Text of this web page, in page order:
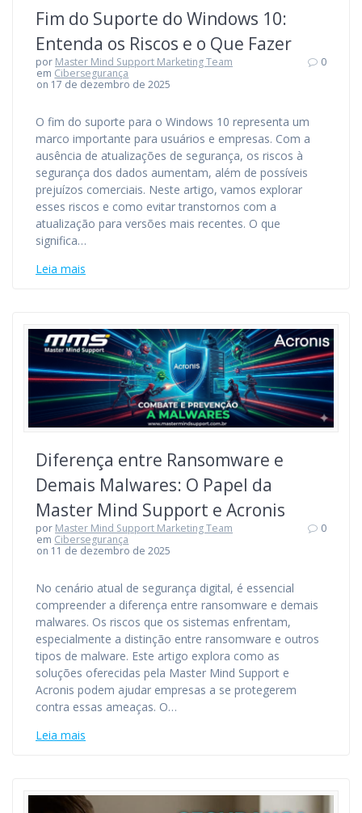
Fim do Suporte do Windows 10:
Entenda os Riscos e o Que Fazer
por Master Mind Support Marketing Team
em Cibersegurança
on 17 de dezembro de 2025
0
O fim do suporte para o Windows 10 representa um
marco importante para usuários e empresas. Com a
ausência de atualizações de segurança, os riscos à
segurança dos dados aumentam, além de possíveis
prejuízos comerciais. Neste artigo, vamos explorar
esses riscos e como evitar transtornos com a
atualização para versões mais recentes. O que
significa…
Leia mais
Diferença entre Ransomware e
Demais Malwares: O Papel da
Master Mind Support e Acronis
por Master Mind Support Marketing Team
em Cibersegurança
on 11 de dezembro de 2025
0
No cenário atual de segurança digital, é essencial
compreender a diferença entre ransomware e demais
malwares. Os riscos que os sistemas enfrentam,
especialmente a distinção entre ransomware e outros
tipos de malware. Este artigo explora como as
soluções oferecidas pela Master Mind Support e
Acronis podem ajudar empresas a se protegerem
contra essas ameaças. O…
Leia mais